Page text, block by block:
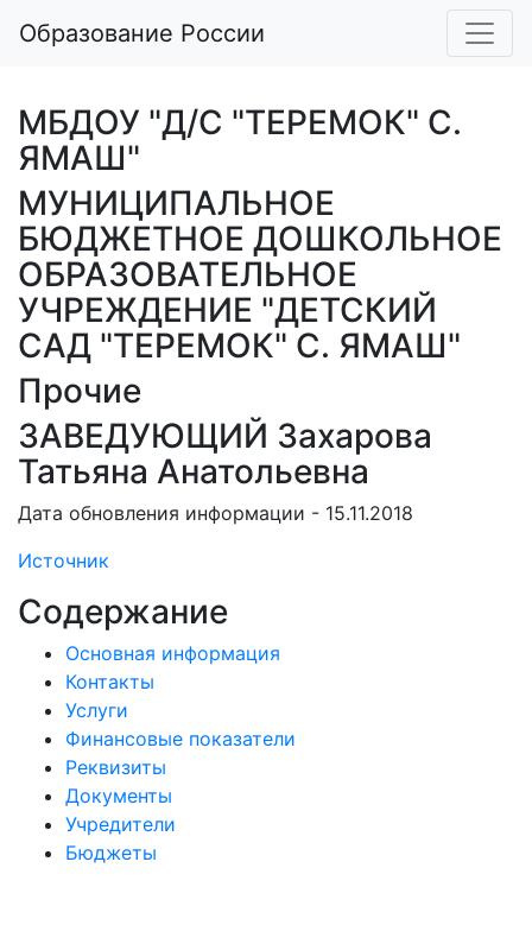
Образование России
МБДОУ "Д/С "ТЕРЕМОК" С.
ЯМАШ"
МУНИЦИПАЛЬНОЕ
БЮДЖЕТНОЕ ДОШКОЛЬНОЕ
ОБРАЗОВАТЕЛЬНОЕ
УЧРЕЖДЕНИЕ "ДЕТСКИЙ
САД "ТЕРЕМОК" С. ЯМАШ"
Прочие
ЗАВЕДУЮЩИЙ Захарова
Татьяна Анатольевна
Дата обновления информации - 15.11.2018
Источник
Содержание
Основная информация
Контакты
Услуги
Финансовые показатели
Реквизиты
Документы
Учредители
Бюджеты